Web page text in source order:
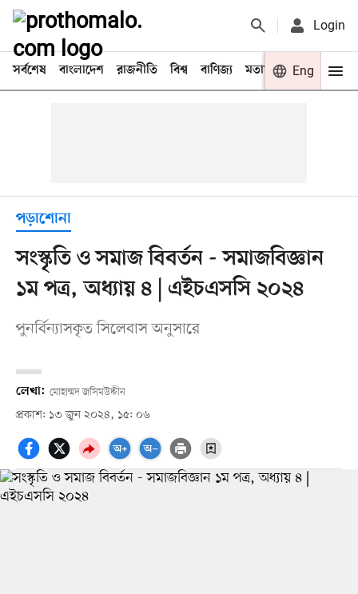
Login
সর্বশেষ বাংলাদেশ রাজনীতি বিশ্ব বাণিজ্য মতামত খেলা
Eng
পড়াশোনা
সংস্কৃতি ও সমাজ বিবর্তন - সমাজবিজ্ঞান
১ম পত্র, অধ্যায় ৪ | এইচএসসি ২০২৪
পুনর্বিন্যাসকৃত সিলেবাস অনুসারে
লেখা: মোহাম্মদ জসিমউদ্দীন
প্রকাশ: ১৩ জুন ২০২৪, ১৫: ০৬